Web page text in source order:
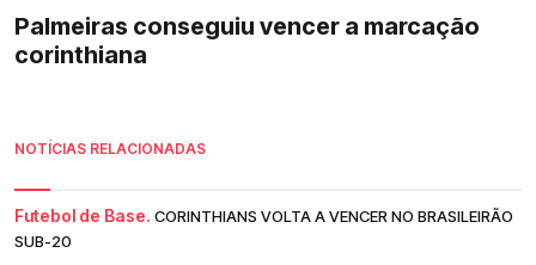
Palmeiras conseguiu vencer a marcação
corinthiana
NOTÍCIAS RELACIONADAS
Futebol de Base. CORINTHIANS VOLTA A VENCER NO BRASILEIRÃO
SUB-20